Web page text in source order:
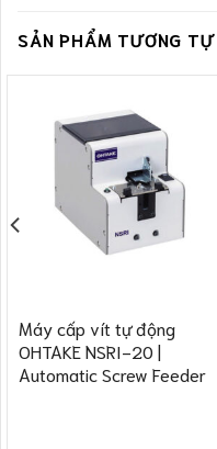
SẢN PHẨM TƯƠNG TỰ
Máy cấp vít tự động
OHTAKE NSRI-20 |
Automatic Screw Feeder